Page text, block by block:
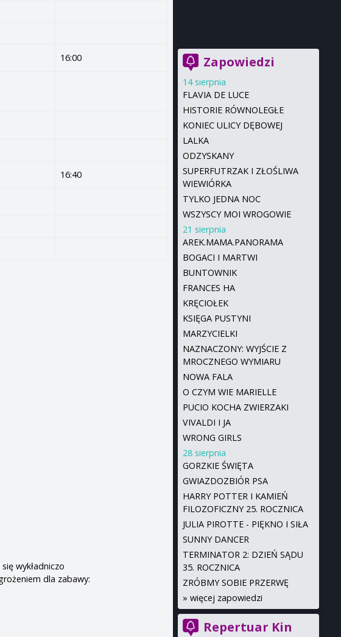
16:00
16:40
wykładniczo
dla zabawy:
Zapowiedzi
14 sierpnia
FLAVIA DE LUCE
HISTORIE RÓWNOLEGŁE
KONIEC ULICY DĘBOWEJ
LALKA
ODZYSKANY
SUPERFUTRZAK I ZŁOŚLIWA
WIEWIÓRKA
TYLKO JEDNA NOC
WSZYSCY MOI WROGOWIE
21 sierpnia
AREK.MAMA.PANORAMA
BOGACI I MARTWI
BUNTOWNIK
FRANCES HA
KRĘCIOŁEK
KSIĘGA PUSTYNI
MARZYCIELKI
NAZNACZONY: WYJŚCIE Z
MROCZNEGO WYMIARU
NOWA FALA
O CZYM WIE MARIELLE
PUCIO KOCHA ZWIERZAKI
VIVALDI I JA
WRONG GIRLS
28 sierpnia
GORZKIE ŚWIĘTA
GWIAZDOZBIÓR PSA
HARRY POTTER I KAMIEŃ
FILOZOFICZNY 25. ROCZNICA
JULIA PIROTTE - PIĘKNO I SIŁA
SUNNY DANCER
TERMINATOR 2: DZIEŃ SĄDU
35. ROCZNICA
ZRÓBMY SOBIE PRZERWĘ
» więcej zapowiedzi
Repertuar Kin